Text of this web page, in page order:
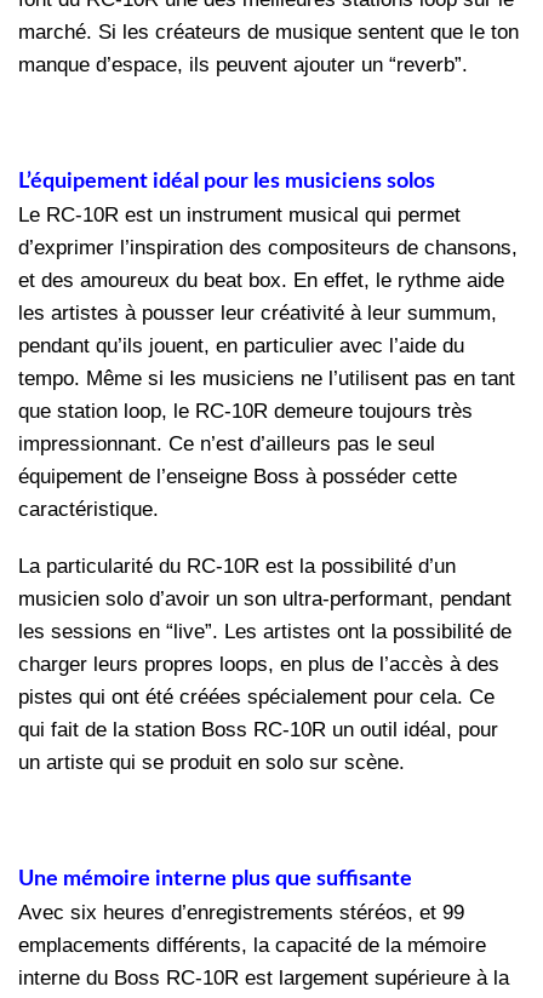
marché. Si les créateurs de musique sentent que le ton
manque d’espace, ils peuvent ajouter un “reverb”.
L’équipement idéal pour les musiciens solos
Le RC-10R est un instrument musical qui permet
d’exprimer l’inspiration des compositeurs de chansons,
et des amoureux du beat box. En effet, le rythme aide
les artistes à pousser leur créativité à leur summum,
pendant qu’ils jouent, en particulier avec l’aide du
tempo. Même si les musiciens ne l’utilisent pas en tant
que station loop, le RC-10R demeure toujours très
impressionnant. Ce n’est d’ailleurs pas le seul
équipement de l’enseigne Boss à posséder cette
caractéristique.
La particularité du RC-10R est la possibilité d’un
musicien solo d’avoir un son ultra-performant, pendant
les sessions en “live”. Les artistes ont la possibilité de
charger leurs propres loops, en plus de l’accès à des
pistes qui ont été créées spécialement pour cela. Ce
qui fait de la station Boss RC-10R un outil idéal, pour
un artiste qui se produit en solo sur scène.
Une mémoire interne plus que suffisante
Avec six heures d’enregistrements stéréos, et 99
emplacements différents, la capacité de la mémoire
interne du Boss RC-10R est largement supérieure à la